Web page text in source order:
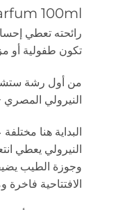
100ml
رائحته تعطي
تكون طفولية أو
من أول رشة
النيرولي
البداية هنا
النيرولي يعطي
وجوزة الطيب
الافتتاحية فاخرة